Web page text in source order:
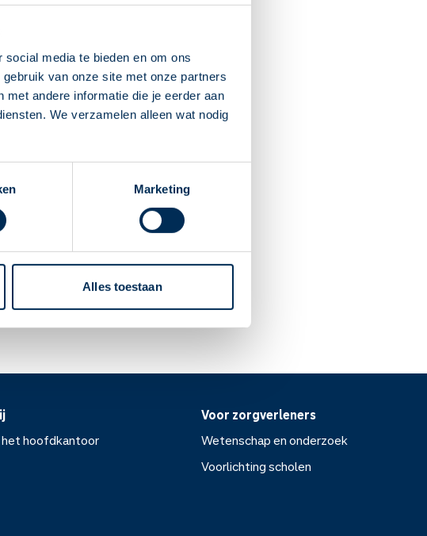
media te bieden en om ons
van onze site met onze partners
andere informatie die je eerder aan
We verzamelen alleen wat nodig
Marketing
Alles toestaan
als
tweede tablet nemen. Er moet wel
dan 2 tabletten per 24 uur.
keel. Dit verdwijnt vanzelf binnen 2
uur na inname niet autorijden. Blijft u
hoofdpijn als u het te vaak
komt voor medicijn die de
het hoofdkantoor
Voor zorgverleners
Wetenschap en onderzoek
Voorlichting scholen